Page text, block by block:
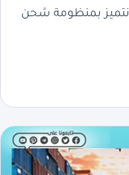
نتميز بمنظومة شحن